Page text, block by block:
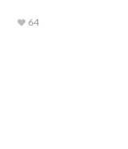
64